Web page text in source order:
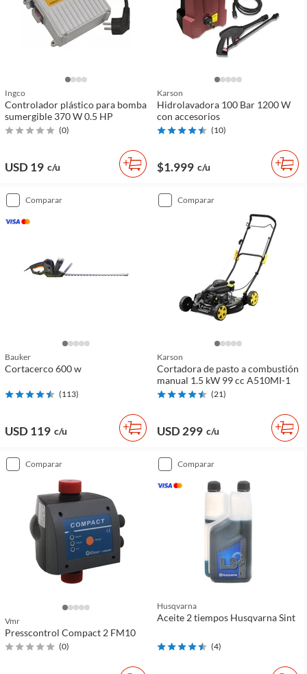
Ingco
Controlador plástico para bomba
sumergible 370 W 0.5 HP
(0)
USD 19 c/u
Karson
Hidrolavadora 100 Bar 1200 W
con accesorios
(10)
$1.999 c/u
comparar
Bauker
Cortacerco 600 w
(113)
USD 119 c/u
comparar
Karson
Cortadora de pasto a combustión
manual 1.5 kW 99 cc A510MI-1
(21)
USD 299 c/u
comparar
Vmr
Presscontrol Compact 2 FM10
(0)
comparar
Husqvarna
Aceite 2 tiempos Husqvarna Sint
(4)